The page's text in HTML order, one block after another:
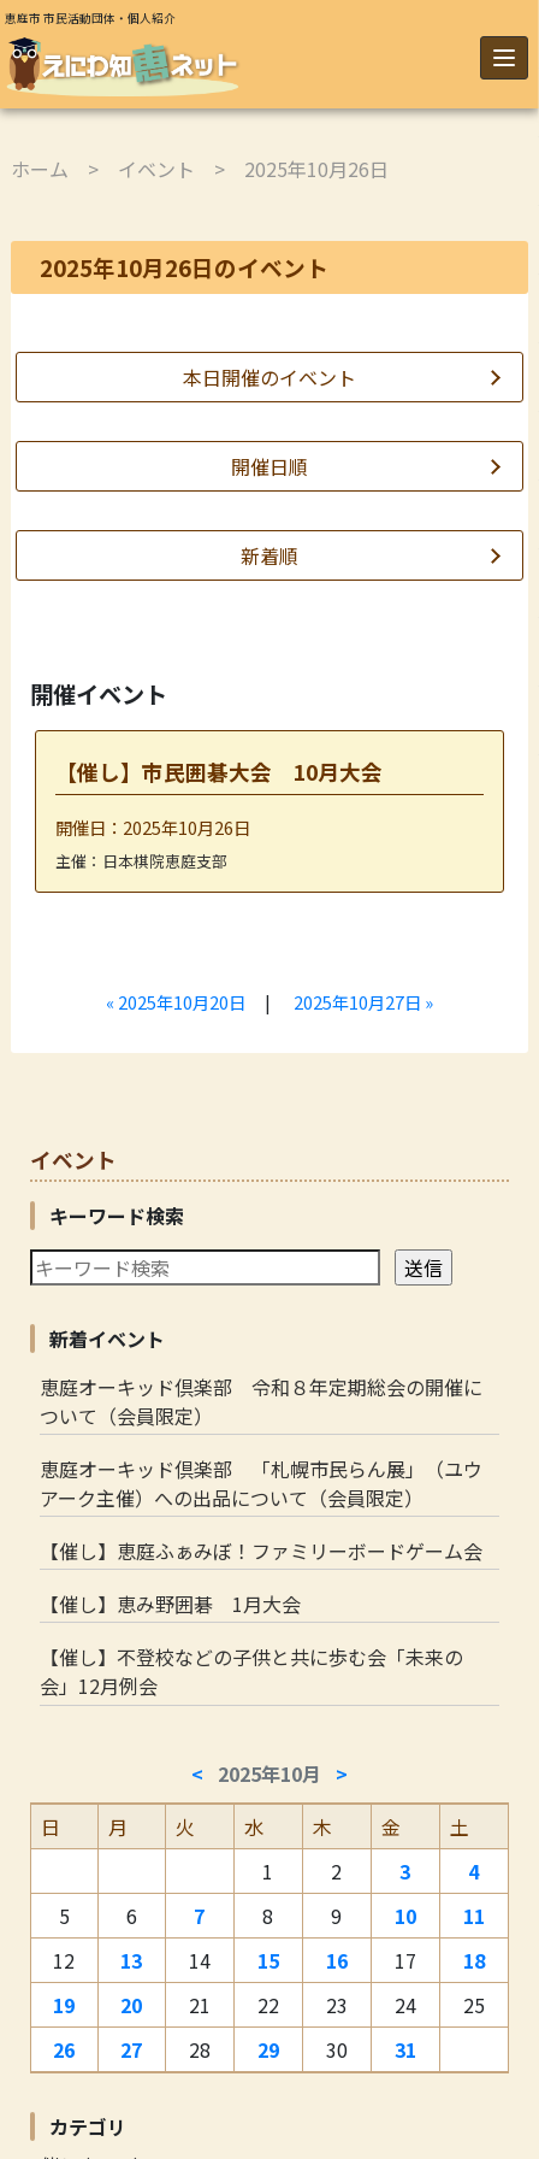
恵庭市 市民活動団体・個人紹介
ホーム > イベント > 2025年10月26日
2025年10月26日のイベント
本日開催のイベント
開催日順
新着順
開催イベント
【催し】市民囲碁大会 10月大会
開催日：2025年10月26日
主催：日本棋院恵庭支部
« 2025年10月20日 | 2025年10月27日 »
イベント
キーワード検索
新着イベント
恵庭オーキッド倶楽部 令和８年定期総会の開催に
ついて（会員限定）
恵庭オーキッド倶楽部 「札幌市民らん展」（ユウ
アーク主催）への出品について（会員限定）
【催し】恵庭ふぁみぼ！ファミリーボードゲーム会
【催し】恵み野囲碁 1月大会
【催し】不登校などの子供と共に歩む会「未来の
会」12月例会
< 2025年10月 >
日
月 火 水 木 金
土
1
2 3
4
5
6 7 8 9 10
11
12
13 14 15 16 17
18
19
20 21 22 23 24
25
26
27 28 29 30 31
カテゴリ